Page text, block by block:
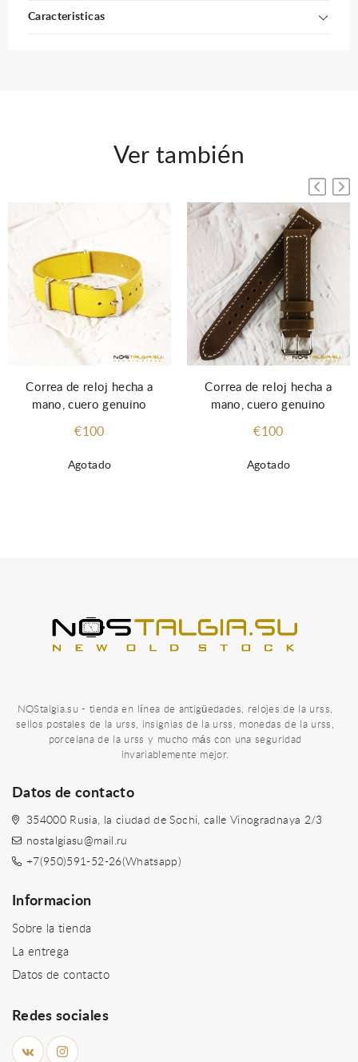
Caracteristicas
Ver también
Agotado
Correa de reloj hecha a
mano, cuero genuino
€100
Agotado
Correa de reloj hecha a
mano, cuero genuino
€100
NOStalgia.su - tienda en línea de antigüedades, relojes de la urss,
sellos postales de la urss, insignias de la urss, monedas de la urss,
porcelana de la urss y mucho más con una seguridad
invariablemente mejor.
Datos de contacto
354000 Rusia, la ciudad de Sochi, calle Vinogradnaya 2/3
nostalgiasu@mail.ru
+7(950)591-52-26(Whatsapp)
Informacion
Sobre la tienda
La entrega
Datos de contacto
Redes sociales